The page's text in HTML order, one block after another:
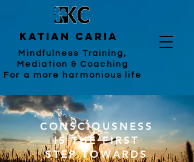
katian caria
Mindfulness Training,
Mediation & Coaching
For a more harmonious life
CONSCIOUSNESS
IS THE FIRST
STEP TOWARDS